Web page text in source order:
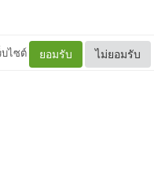
บไซต์ ยอมรับ ไม่ยอมรับ